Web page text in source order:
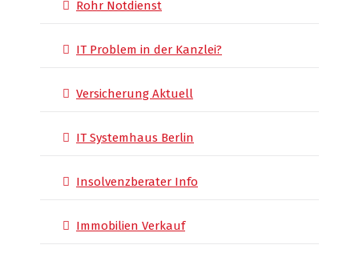
Rohr Notdienst
IT Problem in der Kanzlei?
Versicherung Aktuell
IT Systemhaus Berlin
Insolvenzberater Info
Immobilien Verkauf